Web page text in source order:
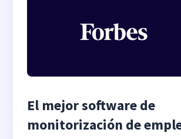
El mejor software de
monitorización de